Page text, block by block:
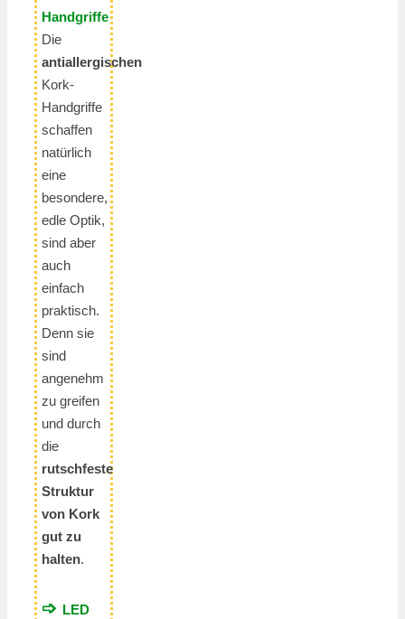
Handgriffe
Die
antiallergischen
Kork-
Handgriffe
schaffen
natürlich
eine
besondere,
edle Optik,
sind aber
auch
einfach
praktisch.
Denn sie
sind
angenehm
zu greifen
und durch
die
rutschfeste
Struktur
von Kork
gut zu
halten.
➩ LED